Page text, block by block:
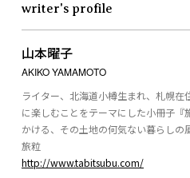
writer's profile
山本曜子
AKIKO YAMAMOTO
ライター、北海道小樽生まれ、札幌在
に楽しむことをテーマにした小冊子
かける、その土地の何気ない暮らしの
旅粒
http://www.tabitsubu.com/